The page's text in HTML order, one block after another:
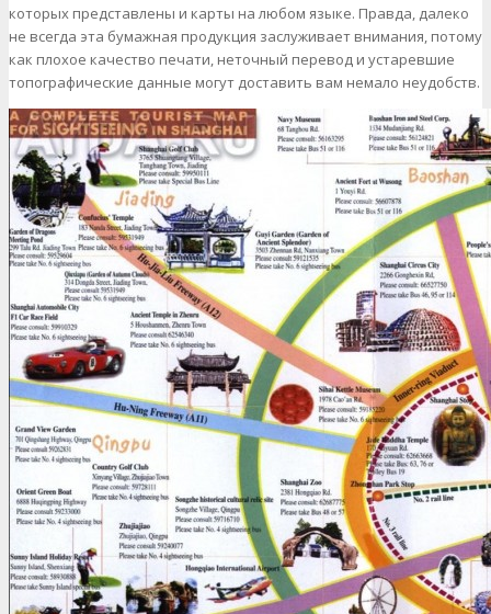
которых представлены и карты на любом языке. Правда, далеко
не всегда эта бумажная продукция заслуживает внимания, потому
как плохое качество печати, неточный перевод и устаревшие
топографические данные могут доставить вам немало неудобств.